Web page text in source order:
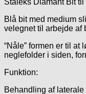
Staleks Diamant Bit
Blå bit med medium
velegnet til arbejde af
“Nåle” formen er til at
neglefolder i siden,
Funktion:
Behandling af laterale